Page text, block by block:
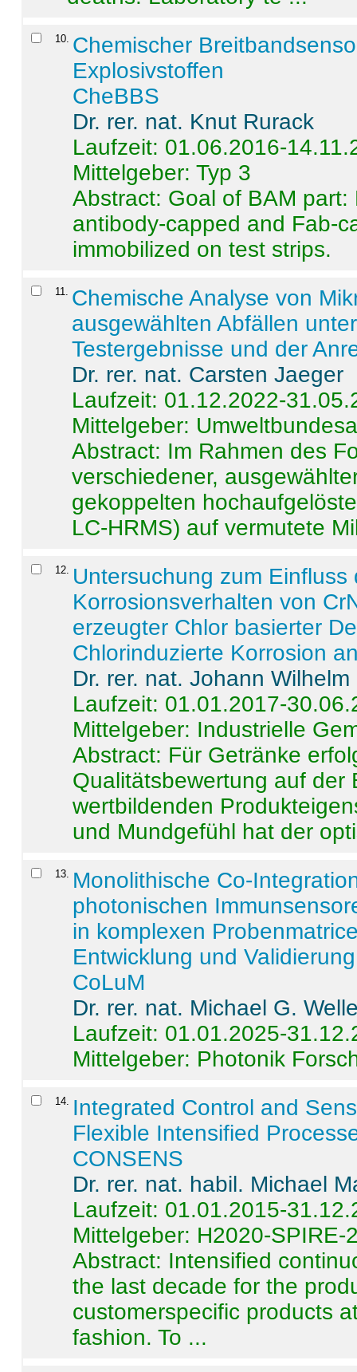
10 Chemischer
Explosivstoffen
CheBBS
Dr. rer. nat. Knut Rurack
Laufzeit: 01.06.2016-
Mittelgeber: Typ 3
Abstract: Goal of BAM
antibody-capped and Fab-
immobilized on test strips.
11
Chemische Analyse von
ausgewählten Abfällen
Testergebnisse und der
Dr. rer. nat. Carsten Jaeger
Laufzeit: 01.12.2022-
Mittelgeber:
Abstract: Im Rahmen des
verschiedener,
gekoppelten
LC-HRMS) auf vermutete
12
Untersuchung zum
Korrosionsverhalten von
erzeugter Chlor basierter
Chlorinduzierte Korrosion
Dr. rer. nat. Johann
Laufzeit: 01.01.2017-
Mittelgeber: Industrielle
Abstract: Für Getränke
Qualitätsbewertung auf der
wertbildenden
und Mundgefühl hat der
13
Monolithische Co-
photonischen
in komplexen
Entwicklung und
CoLuM
Dr. rer. nat. Michael G.
Laufzeit: 01.01.2025-
Mittelgeber: Photonik
14
Integrated Control and
Flexible Intensified
CONSENS
Dr. rer. nat. habil. Michael
Laufzeit: 01.01.2015-
Mittelgeber: H2020-SPIRE-
Abstract: Intensified
the last decade for the
customerspecific products
fashion. To ...